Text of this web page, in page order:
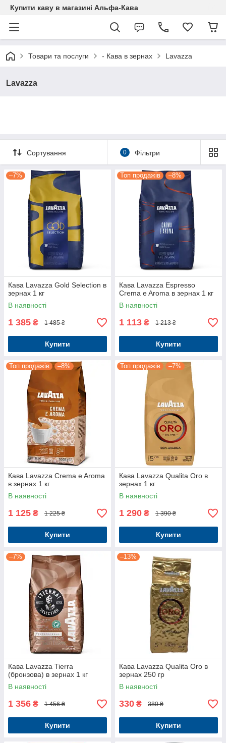
Купити каву в магазині Альфа-Кава
Товари та послуги - Кава в зернах Lavazza
Lavazza
Сортування 0 Фільтри
–7%
Кава Lavazza Gold Selection в
зернах 1 кг
В наявності
1 385 ₴ 1 485 ₴
Купити
Топ продажів –8%
Кава Lavazza Espresso
Crema e Aroma в зернах 1 кг
В наявності
1 113 ₴ 1 213 ₴
Купити
Топ продажів –8%
Кава Lavazza Crema e Aroma
в зернах 1 кг
В наявності
1 125 ₴ 1 225 ₴
Купити
Топ продажів –7%
Кава Lavazza Qualita Oro в
зернах 1 кг
В наявності
1 290 ₴ 1 390 ₴
Купити
–7%
Кава Lavazza Tierra
(бронзова) в зернах 1 кг
В наявності
1 356 ₴ 1 456 ₴
Купити
–13%
Кава Lavazza Qualita Oro в
зернах 250 гр
В наявності
330 ₴ 380 ₴
Купити